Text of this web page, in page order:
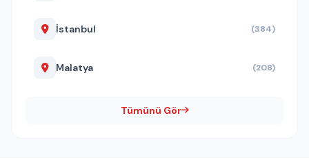
İstanbul (384)
Malatya (208)
Tümünü Gör